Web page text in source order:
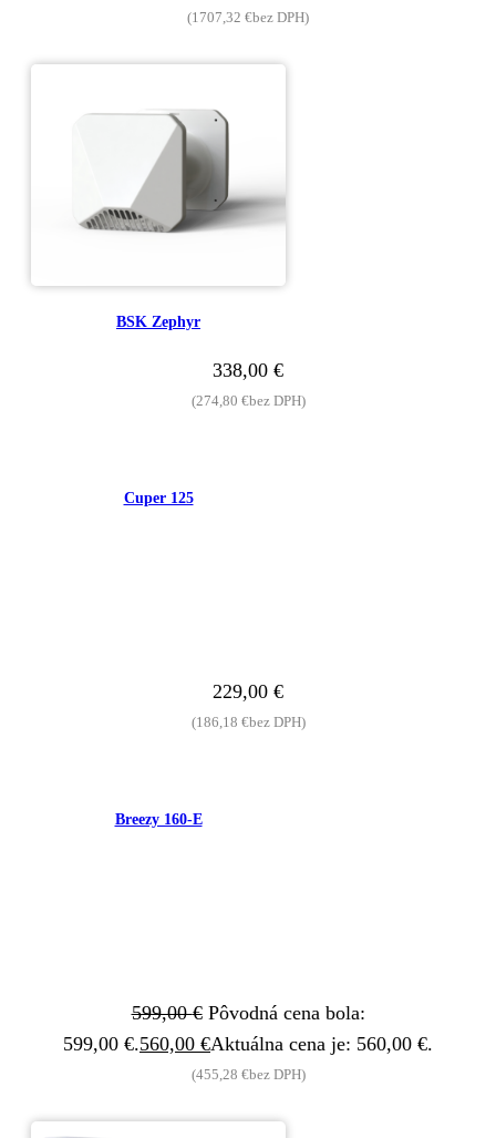
(1707,32 €bez DPH)
BSK Zephyr
338,00 €
(274,80 €bez DPH)
Cuper 125
229,00 €
(186,18 €bez DPH)
Breezy 160-E
599,00€ Pôvodná cena bola:
599,00 €.560,00 €Aktuálna cena je: 560,00 €.
(455,28 €bez DPH)